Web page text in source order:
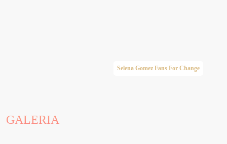
Selena Gomez Fans For Change
GALERIA